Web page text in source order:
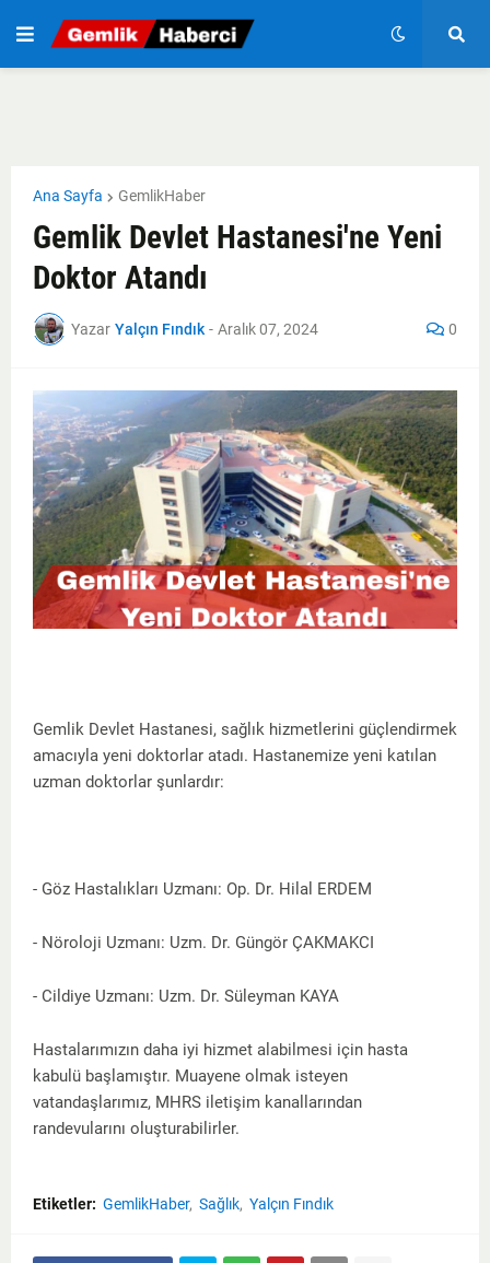
Ana Sayfa GemlikHaber
Gemlik Devlet Hastanesi'ne Yeni
Doktor Atandı
Yazar Yalçın Fındık - Aralık 07, 2024 0
Gemlik Devlet Hastanesi, sağlık hizmetlerini güçlendirmek
amacıyla yeni doktorlar atadı. Hastanemize yeni katılan
uzman doktorlar şunlardır:
- Göz Hastalıkları Uzmanı: Op. Dr. Hilal ERDEM
- Nöroloji Uzmanı: Uzm. Dr. Güngör ÇAKMAKCI
- Cildiye Uzmanı: Uzm. Dr. Süleyman KAYA
Hastalarımızın daha iyi hizmet alabilmesi için hasta
kabulü başlamıştır. Muayene olmak isteyen
vatandaşlarımız, MHRS iletişim kanallarından
randevularını oluşturabilirler.
Etiketler: GemlikHaber Sağlık Yalçın Fındık